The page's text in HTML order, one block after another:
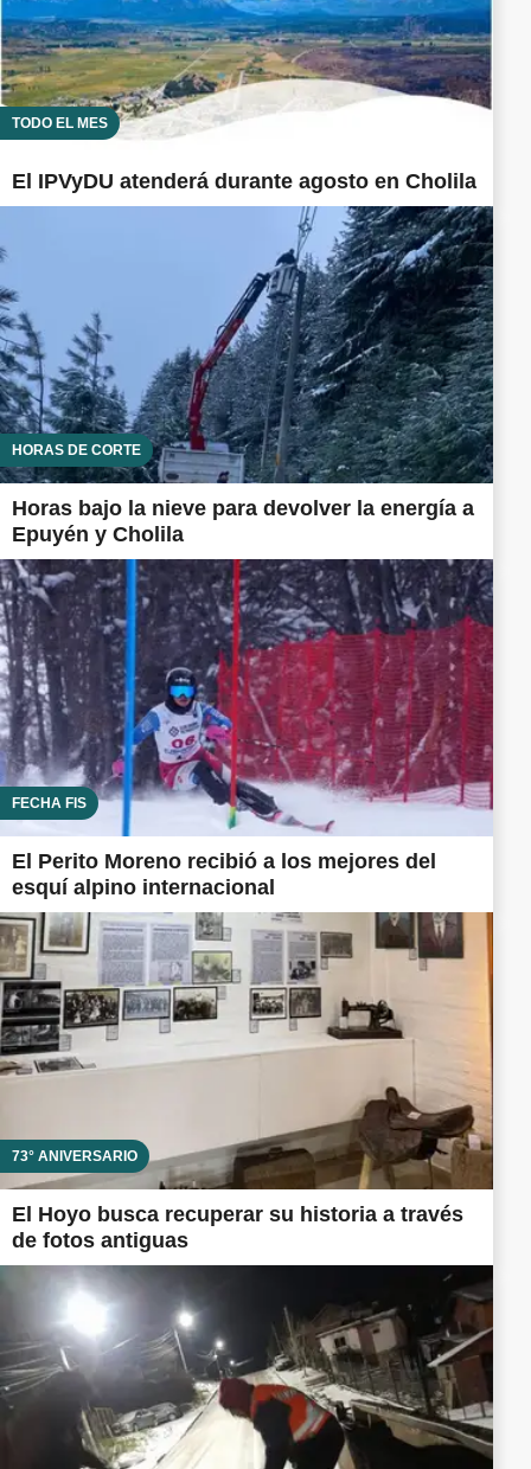
TODO EL MES
El IPVyDU atenderá durante agosto en Cholila
HORAS DE CORTE
Horas bajo la nieve para devolver la energía a
Epuyén y Cholila
FECHA FIS
El Perito Moreno recibió a los mejores del
esquí alpino internacional
73° ANIVERSARIO
El Hoyo busca recuperar su historia a través
de fotos antiguas